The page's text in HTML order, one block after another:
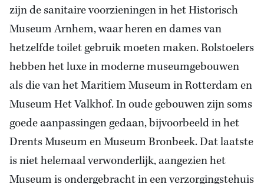
zijn de sanitaire voorzieningen in het Historisch
Museum Arnhem, waar heren en dames van
hetzelfde toilet gebruik moeten maken. Rolstoelers
hebben het luxe in moderne museumgebouwen
als die van het Maritiem Museum in Rotterdam en
Museum Het Valkhof. In oude gebouwen zijn soms
goede aanpassingen gedaan, bijvoorbeeld in het
Drents Museum en Museum Bronbeek. Dat laatste
is niet helemaal verwonderlijk, aangezien het
Museum is ondergebracht in een verzorgingstehuis